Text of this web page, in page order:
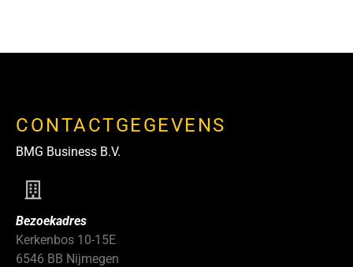
CONTACTGEGEVENS
BMG Business B.V.
Bezoekadres
Kerkenbos 10-15E
6546 BB Nijmegen